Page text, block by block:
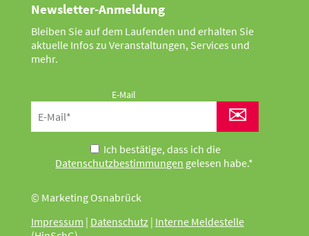
Newsletter-Anmeldung
Bleiben Sie auf dem Laufenden und erhalten Sie
aktuelle Infos zu Veranstaltungen, Services und
mehr.
E-Mail
✉
Ich bestätige, dass ich die
Datenschutzbestimmungen gelesen habe.*
© Marketing Osnabrück
Impressum | Datenschutz| Interne Meldestelle